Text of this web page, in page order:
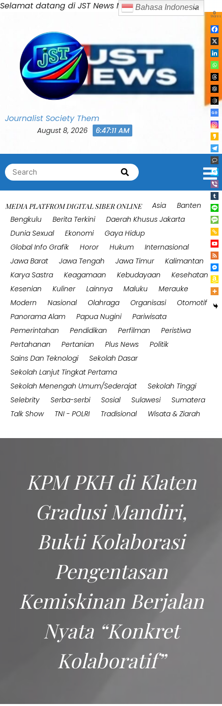
Selamat datang di JST News MediaSkip
to
Journalist Society Them
August 8, 2026 6:47:13 AM
Search
for:
Search
MEDIA PLATFROM DIGITAL SIBER ONLINE Asia
Banten
Bengkulu
Berita Terkini
Daerah Khusus Jakarta
Dunia Sexual
Ekonomi
Gaya Hidup
Global Info Grafik
Horor Hukum
Internasional
Jawa Barat
Jawa Tengah Jawa Timur
Kalimantan
Karya Sastra
Keagamaan Kebudayaan
Kesehatan
Kesenian
Kuliner Lainnya Maluku
Merauke
Modern
Nasional Olahraga Organisasi
Otomotif
Panorama Alam
Papua Nugini
Pariwisata
Pemerintahan
Pendidikan Perfilman
Peristiwa
Pertahanan
Pertanian Plus News
Politik
Sains Dan Teknologi
Sekolah Dasar
Sekolah Lanjut Tingkat Pertama
Sekolah Menengah Umum/Sederajat
Sekolah Tinggi
Selebrity
Serba-serbi Sosial Sulawesi
Sumatera
Talk Show
TNI - POLRI Tradisional Wisata & Ziarah
KPM PKH di Klaten
Gradusi Mandiri,
Bukti Kolaborasi
Pengentasan
Kemiskinan Berjalan
Nyata “Konkret
Kolaboratif”